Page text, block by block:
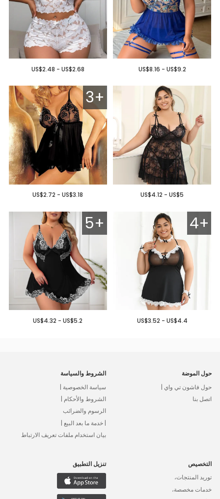
US$8.16 - US$9.2
US$2.48 - US$2.68
US$4.12 - US$5
3+
US$2.72 - US$3.18
4+
US$3.52 - US$4.4
5+
US$4.32 - US$5.2
حول الموضة
حول فاشون تي واي |
اتصل بنا
الشروط والسياسة
سياسة الخصوصية |
الشروط والأحكام |
الرسوم والضرائب
| خدمة ما بعد البيع |
بيان استخدام ملفات تعريف الارتباط
التخصيص
توريد المنتجات،
خدمات مخصصة،
تنزيل التطبيق